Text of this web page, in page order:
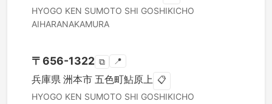
HYOGO KEN SUMOTO SHI GOSHIKICHO
AIHARANAKAMURA
〒656-1322 ⧉ 📍
兵庫県 洲本市 五色町鮎原上 📋
HYOGO KEN SUMOTO SHI GOSHIKICHO